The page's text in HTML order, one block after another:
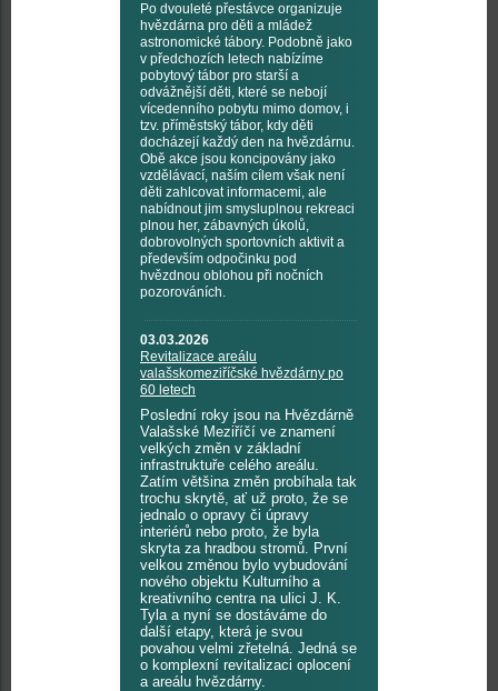
Po dvouleté přestávce organizuje
hvězdárna pro děti a mládež
astronomické tábory. Podobně jako
v předchozích letech nabízíme
pobytový tábor pro starší a
odvážnější děti, které se nebojí
vícedenního pobytu mimo domov, i
tzv. příměstský tábor, kdy děti
docházejí každý den na hvězdárnu.
Obě akce jsou koncipovány jako
vzdělávací, naším cílem však není
děti zahlcovat informacemi, ale
nabídnout jim smysluplnou rekreaci
plnou her, zábavných úkolů,
dobrovolných sportovních aktivit a
především odpočinku pod
hvězdnou oblohou při nočních
pozorováních.
03.03.2026
Revitalizace areálu
valašskomeziříčské hvězdárny po
60 letech
Poslední roky jsou na Hvězdárně
Valašské Meziříčí ve znamení
velkých změn v základní
infrastruktuře celého areálu.
Zatím většina změn probíhala tak
trochu skrytě, ať už proto, že se
jednalo o opravy či úpravy
interiérů nebo proto, že byla
skryta za hradbou stromů. První
velkou změnou bylo vybudování
nového objektu Kulturního a
kreativního centra na ulici J. K.
Tyla a nyní se dostáváme do
další etapy, která je svou
povahou velmi zřetelná. Jedná se
o komplexní revitalizaci oplocení
a areálu hvězdárny.